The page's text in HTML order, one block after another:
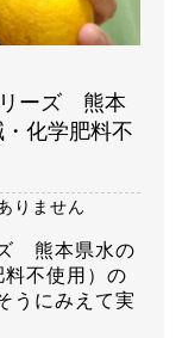
リーズ 熊本
化学肥料不
りません
熊本県水の
不使用）の
うにみえて実